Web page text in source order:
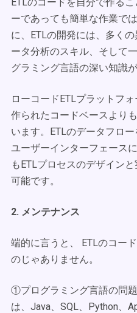
ーであっても簡単な作業で
に、ETLの開発には、多く
ータ分析のスキル、そして
グラミング言語の深い知識が
ローコードETLプラットフ
作られたコードベースより
います。ETLのデータフロ
ユーザーインターフェース
もETLプロセスのデザイン
可能です。
2. メンテナンス
端的に言うと、 ETLのコー
のじゃありません。
①プログラミング言語の問
は、Java、SQL、Python、